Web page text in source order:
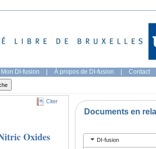
Mon DI-fusion | À propos de DI-fusion | Contact
Citer
Oxides
Documents en
DI-fusion